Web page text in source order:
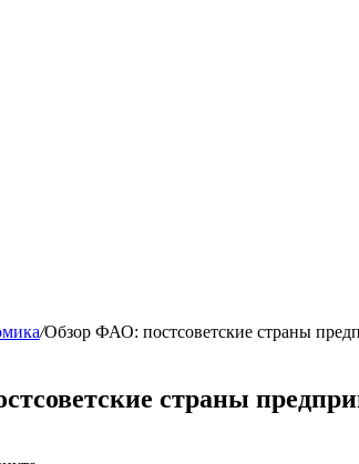
/Обзор ФАО: постсоветские страны
страны